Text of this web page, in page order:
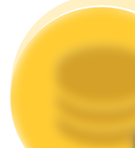
Estacamento
Altos retornos e acesso instantâneo
Launchpool